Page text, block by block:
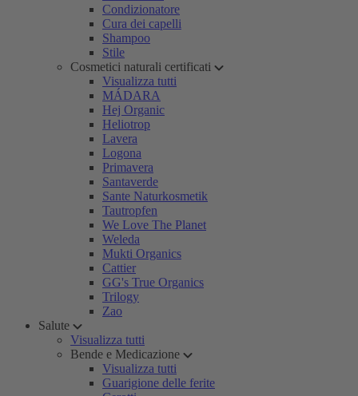
Condizionatore
Cura dei capelli
Shampoo
Stile
Cosmetici naturali certificati
Visualizza tutti
MÁDARA
Hej Organic
Heliotrop
Lavera
Logona
Primavera
Santaverde
Sante Naturkosmetik
Tautropfen
We Love The Planet
Weleda
Mukti Organics
Cattier
GG's True Organics
Trilogy
Zao
Salute
Visualizza tutti
Bende e Medicazione
Visualizza tutti
Guarigione delle ferite